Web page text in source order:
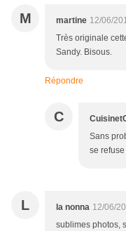
M martine 12/06/
Très originale
Sandy. Bisous.
Répondre
C
Sans
se
L la nonna 12/06/
sublimes photos,